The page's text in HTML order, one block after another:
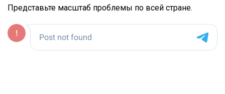
Представьте масштаб проблемы по всей стране.